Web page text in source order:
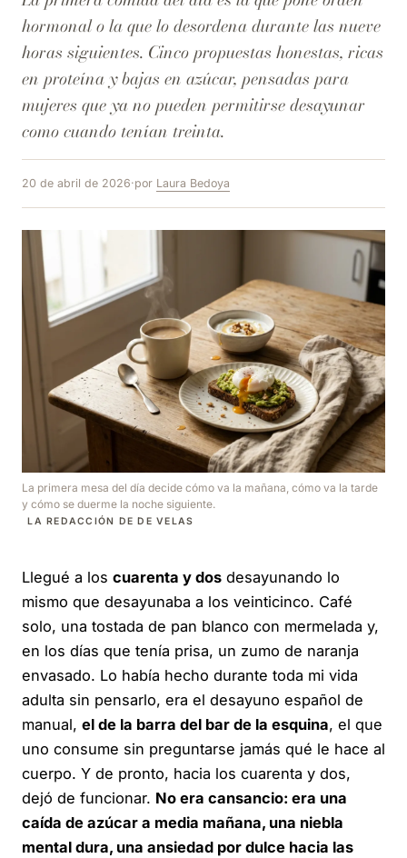
hormonal o la que lo desordena durante las nueve
horas siguientes. Cinco propuestas honestas, ricas
en proteína y bajas en azúcar, pensadas para
mujeres que ya no pueden permitirse desayunar
como cuando tenían treinta.
20 de abril de 2026·por Laura Bedoya
La primera mesa del día decide cómo va la mañana, cómo va la tarde
y cómo se duerme la noche siguiente.
LA REDACCIÓN DE DE VELAS
Llegué a los cuarenta y dos desayunando lo
mismo que desayunaba a los veinticinco. Café
solo, una tostada de pan blanco con mermelada y,
en los días que tenía prisa, un zumo de naranja
envasado. Lo había hecho durante toda mi vida
adulta sin pensarlo, era el desayuno español de
manual, el de la barra del bar de la esquina, el que
uno consume sin preguntarse jamás qué le hace al
cuerpo. Y de pronto, hacia los cuarenta y dos,
dejó de funcionar. No era cansancio: era una
caída de azúcar a media mañana, una niebla
mental dura, una ansiedad por dulce hacia las